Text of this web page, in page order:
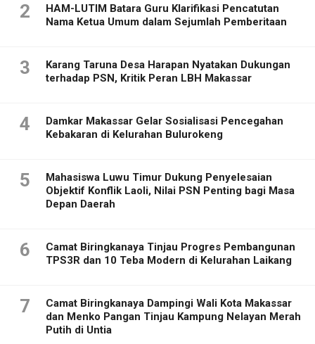
2
HAM-LUTIM Batara Guru Klarifikasi Pencatutan
Nama Ketua Umum dalam Sejumlah Pemberitaan
3
Karang Taruna Desa Harapan Nyatakan Dukungan
terhadap PSN, Kritik Peran LBH Makassar
4
Damkar Makassar Gelar Sosialisasi Pencegahan
Kebakaran di Kelurahan Bulurokeng
5
Mahasiswa Luwu Timur Dukung Penyelesaian
Objektif Konflik Laoli, Nilai PSN Penting bagi Masa
Depan Daerah
6
Camat Biringkanaya Tinjau Progres Pembangunan
TPS3R dan 10 Teba Modern di Kelurahan Laikang
7
Camat Biringkanaya Dampingi Wali Kota Makassar
dan Menko Pangan Tinjau Kampung Nelayan Merah
Putih di Untia